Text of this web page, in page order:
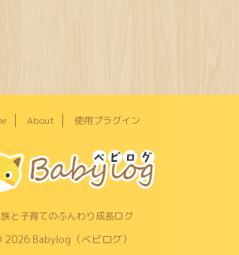
About 使用プラグイン
と子育てのふんわり成長ログ
Babylog（べビログ）